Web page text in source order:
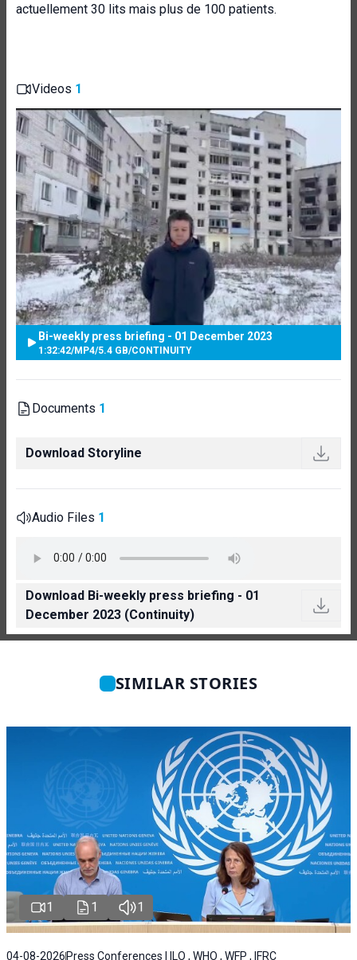
actuellement 30 lits mais plus de 100 patients.
Videos 1
Bi-weekly press briefing - 01 December 2023
1:32:42/MP4/5.4 GB/CONTINUITY
Documents 1
Download Storyline
Audio Files 1
Download Bi-weekly press briefing - 01
December 2023 (Continuity)
SIMILAR STORIES
1 1 1
04-08-2026 Press Conferences | ILO , WHO , WFP , IFRC